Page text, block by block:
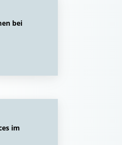
bei
im